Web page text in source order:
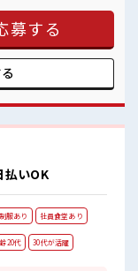
服アリ≫ 制服がある
向いている仕事が探
っかりサポートしま
ロッカー付き職場♪
せますよ！
募する
払いOK
制服あり 社員食堂あり
20代 30代が活躍